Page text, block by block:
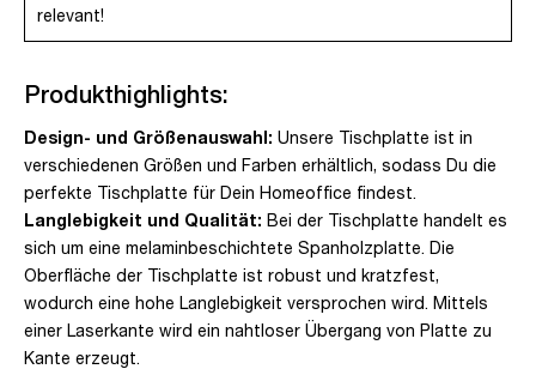
relevant!
Produkthighlights:
Design- und Größenauswahl: Unsere Tischplatte ist in
verschiedenen Größen und Farben erhältlich, sodass Du die
perfekte Tischplatte für Dein Homeoffice findest.
Langlebigkeit und Qualität: Bei der Tischplatte handelt es
sich um eine melaminbeschichtete Spanholzplatte. Die
Oberfläche der Tischplatte ist robust und kratzfest,
wodurch eine hohe Langlebigkeit versprochen wird. Mittels
einer Laserkante wird ein nahtloser Übergang von Platte zu
Kante erzeugt.